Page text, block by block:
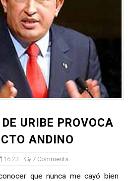
URIBE PROVOCA
ANDINO
16:23 7 Comments
que nunca me cayó bien